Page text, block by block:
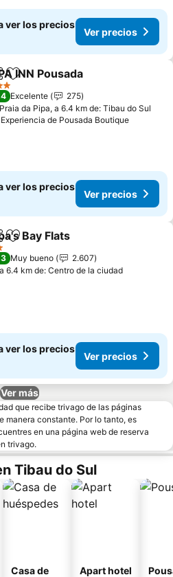
ver los precios
Ver precios
Añadir a favoritos
INN Pousada
Excelente
275
Praia da Pipa, a 6.4 km de: Tibau do Sul
Experiencia de Pousada Boutique
ver los precios
Ver precios
Añadir a favoritos
Bay Flats
Muy bueno
2.607
a 6.4 km de: Centro de la ciudad
ver los precios
Ver precios
Ver más
que recibe trivago de las páginas
manera constante. Por lo tanto, es
en una página web de reserva
trivago.
Tibau do Sul
Casa de
Apart hotel